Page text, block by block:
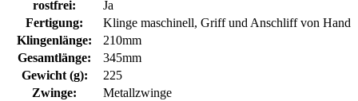
rostfrei:
Ja
Fertigung:
Klinge maschinell, Griff und Anschliff von Hand
Klingenlänge:
210mm
Gesamtlänge:
345mm
Gewicht (g):
225
Zwinge:
Metallzwinge